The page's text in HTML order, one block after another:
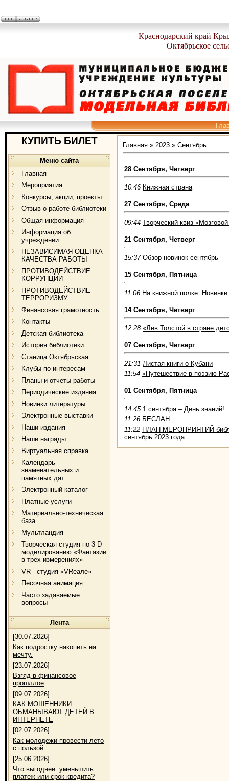
Краснодарский край
Октябрьское
КУПИТЬ БИЛЕТ
Меню сайта
Главная
Мероприятия
Конкурсы, акции, проекты
Отзыв о работе библиотеки
Общая информация
Информация об
учреждении
НЕЗАВИСИМАЯ ОЦЕНКА
КАЧЕСТВА РАБОТЫ
ПРОТИВОДЕЙСТВИЕ
КОРРУПЦИИ
ПРОТИВОДЕЙСТВИЕ
ТЕРРОРИЗМУ
Финансовая грамотность
Контакты
Детская библиотека
История библиотеки
Станица Октябрьская
Клубы по интересам
Планы и отчеты работы
Периодические издания
Новинки литературы
Электронные выставки
Наши издания
Наши награды
Виртуальная справка
Календарь
знаменательных и
памятных дат
Электронный каталог
Платные услуги
Материально-техническая
база
Мультландия
Творческая студия по 3-D
моделированию «Фантазии
в трех измерениях»
VR - студия «VRеале»
Песочная анимация
Часто задаваемые
вопросы
Лента
[30.07.2026]
Как подростку накопить на
мечту.
[23.07.2026]
Взгяд в финансовое
прошллое
[09.07.2026]
КАК МОШЕННИКИ
ОБМАНЫВАЮТ ДЕТЕЙ В
ИНТЕРНЕТЕ
[02.07.2026]
Как молодежи провести лето
с пользой
[25.06.2026]
Что выгоднее: уменьшить
платеж или срок кредита?
Главная » 2023 » Сентябрь
28 Сентября, Четверг
10:46 Книжная страна
27 Сентября, Среда
09:44 Творческий квиз
21 Сентября, Четверг
15:37 Обзор новинок сентябрь
15 Сентября, Пятница
11:06 На книжной полке.
14 Сентября, Четверг
12:28 «Лев Толстой в стране
07 Сентября, Четверг
21:31 Листая книги о Кубани
11:54 «Путешествие в поэзию
01 Сентября, Пятница
14:45 1 сентября – День знаний!
11:26 БЕСЛАН
11:22 ПЛАН МЕРОПРИЯТИЙ
сентябрь 2023 года